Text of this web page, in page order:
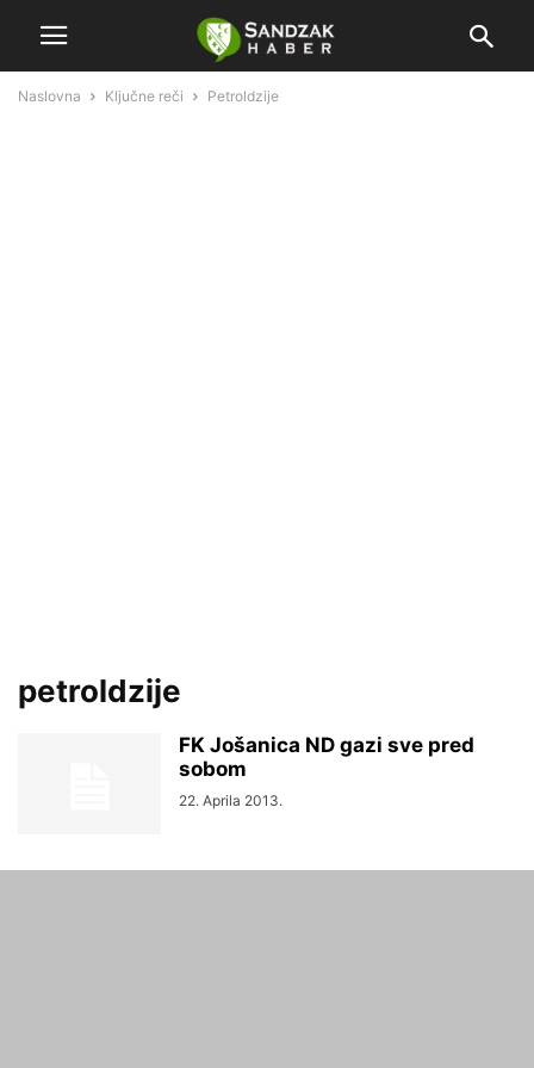
Naslovna Ključne reči Petroldzije
petroldzije
FK Jošanica ND gazi sve pred
sobom
22. Aprila 2013.